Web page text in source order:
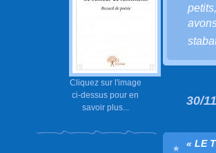
Cliquez sur l'image
ci-dessus pour en
savoir plus...
petits,
30/
« LE